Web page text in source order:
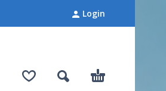
Login